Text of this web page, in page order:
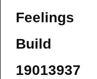
Feelings
Build
19013937